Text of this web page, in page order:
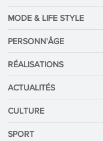
MODE & LIFE STYLE
PERSONN'ÂGE
RÉALISATIONS
ACTUALITÉS
CULTURE
SPORT